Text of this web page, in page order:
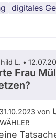
digitales
L. •
Frau
31.10.2023 von